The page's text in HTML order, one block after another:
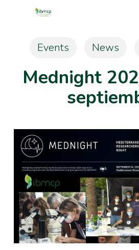
Events News
Mednight